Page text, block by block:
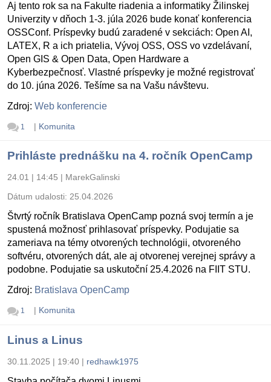
Aj tento rok sa na Fakulte riadenia a informatiky Žilinskej
Univerzity v dňoch 1-3. júla 2026 bude konať konferencia
OSSConf. Príspevky budú zaradené v sekciách: Open AI,
LATEX, R a ich priatelia, Vývoj OSS, OSS vo vzdelávaní,
Open GIS & Open Data, Open Hardware a
Kyberbezpečnosť. Vlastné príspevky je možné registrovať
do 10. júna 2026. Tešíme sa na Vašu návštevu.
Zdroj: Web konferencie
1 | Komunita
Prihláste prednášku na 4. ročník OpenCamp
24.01 | 14:45 | MarekGalinski
Dátum udalosti: 25.04.2026
Štvrtý ročník Bratislava OpenCamp pozná svoj termín a je
spustená možnosť prihlasovať príspevky. Podujatie sa
zameriava na témy otvorených technológii, otvoreného
softvéru, otvorených dát, ale aj otvorenej verejnej správy a
podobne. Podujatie sa uskutoční 25.4.2026 na FIIT STU.
Zdroj: Bratislava OpenCamp
1 | Komunita
Linus a Linus
30.11.2025 | 19:40 | redhawk1975